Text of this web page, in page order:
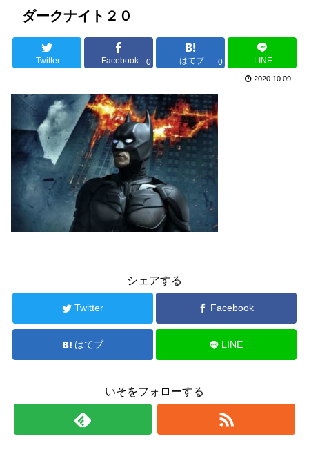
ダークナイト２０
Twitter Facebook 0 はてブ 0 LINE
2020.10.09
シェアする
Twitter Facebook
はてブ LINE
いそをフォローする